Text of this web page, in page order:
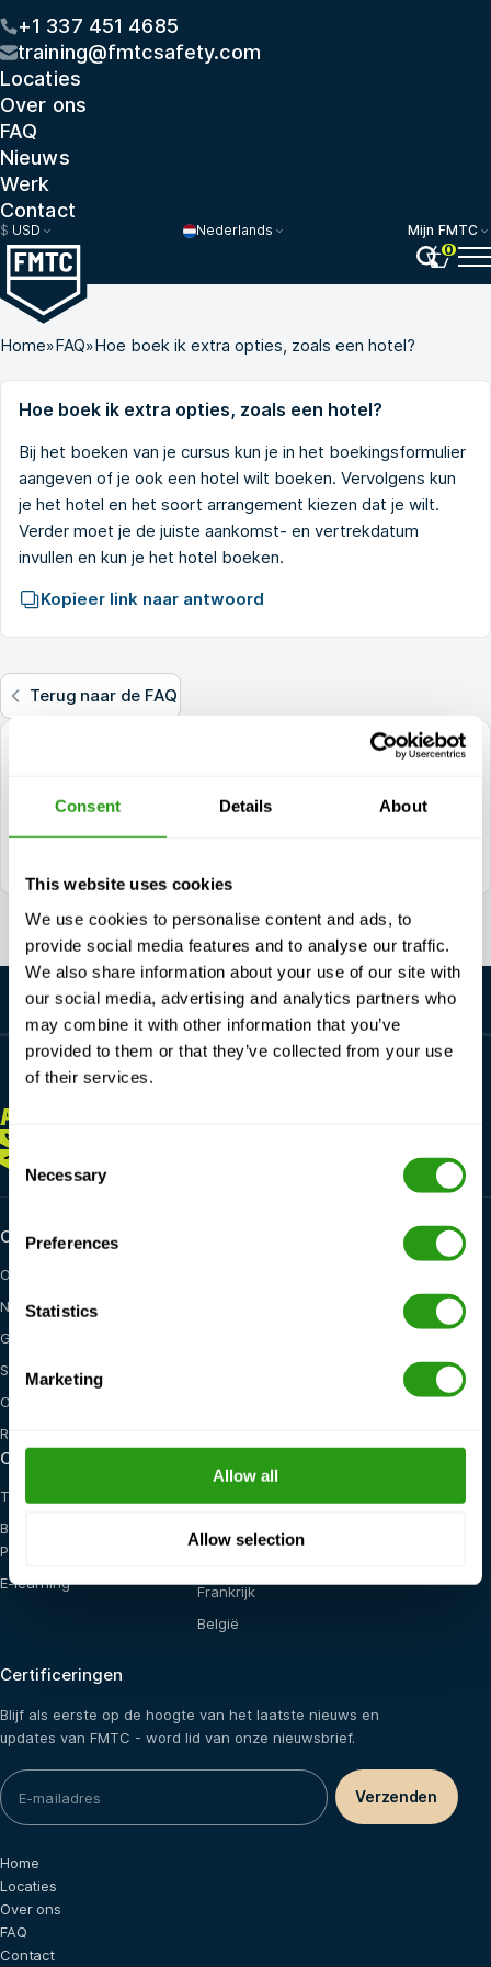
Consent Details About
This website uses cookies
We use cookies to personalise content and ads, to
provide social media features and to analyse our traffic.
We also share information about your use of our site with
our social media, advertising and analytics partners who
may combine it with other information that you’ve
provided to them or that they’ve collected from your use
of their services.
Consent
Selection
Necessary
Preferences
Statistics
Marketing
Allow all
Allow selection
+1 337 451 4685
training@fmtcsafety.com
Locaties
Over ons
FAQ
Nieuws
Werk
Contact
$ USD Nederlands
Mijn FMTC
0
Home»FAQ»Hoe boek ik extra opties, zoals een hotel?
Hoe boek ik extra opties, zoals een hotel?
Bij het boeken van je cursus kun je in het boekingsformulier
aangeven of je ook een hotel wilt boeken. Vervolgens kun
je het hotel en het soort arrangement kiezen dat je wilt.
Verder moet je de juiste aankomst- en vertrekdatum
invullen en kun je het hotel boeken.
Kopieer link naar antwoord
Terug naar de FAQ
+1 337 451 4685
ALTIJD
Certifications
OPITO
NOGEPA
GWO
STCW
OSHA
Red Cross
Opleidingsmogelijkheden
Training op locatie
Blended (E-learning +
Praktijk)
E-learning
Frankrijk
België
Certificeringen
Blijf als eerste op de hoogte van het laatste nieuws en
updates van FMTC - word lid van onze nieuwsbrief.
Home
Locaties
Over ons
FAQ
Contact